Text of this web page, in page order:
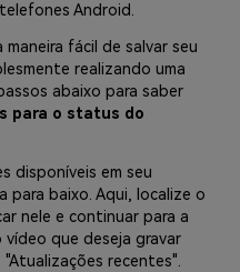
Android.
fácil de salvar seu
realizando uma
abaixo para saber
para o status do
disponíveis em seu
para baixo. Aqui, localize o
nele e continuar para a
vídeo que deseja gravar
recentes".